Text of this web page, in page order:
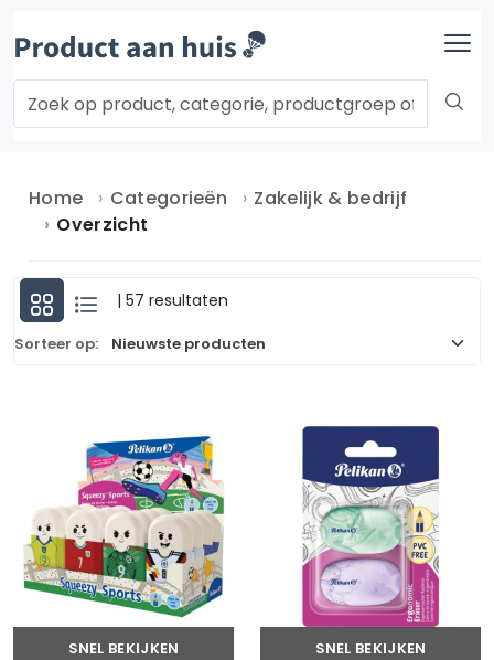
Home Categorieën
Zakelijk & bedrijf
Overzicht
| 57 resultaten
Sorteer op:
SNEL BEKIJKEN SNEL BEKIJKEN